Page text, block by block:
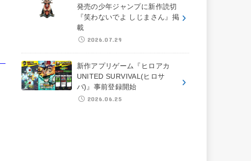
発売の少年ジャンプに新作読切
『笑わないでよ しじまさん』掲
載
2026.07.29
新作アプリゲーム『ヒロアカ
UNITED SURVIVAL(ヒロサ
バ)』事前登録開始
2026.06.25